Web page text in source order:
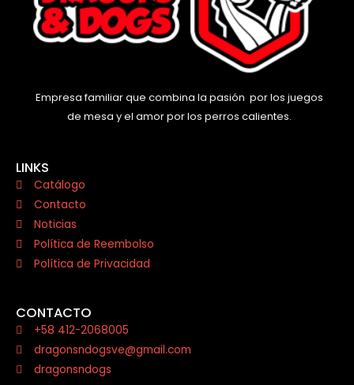
Empresa familiar que combina la pasión por los juegos
de mesa y el amor por los perros calientes.
LINKS
Catálogo
Contacto
Noticias
Política de Reembolso
Política de Privacidad
CONTACTO
+58 412-2068005
dragonsndogsve@gmail.com
dragonsndogs